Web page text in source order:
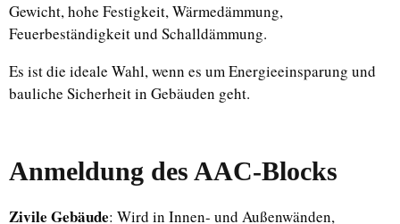
Gewicht, hohe Festigkeit, Wärmedämmung,
Feuerbeständigkeit und Schalldämmung.
Es ist die ideale Wahl, wenn es um Energieeinsparung und
bauliche Sicherheit in Gebäuden geht.
Anmeldung des AAC-Blocks
Zivile Gebäude: Wird in Innen- und Außenwänden,